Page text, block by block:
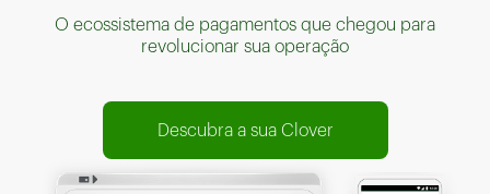
O ecossistema de pagamentos que chegou para
revolucionar sua operação
Descubra a sua Clover